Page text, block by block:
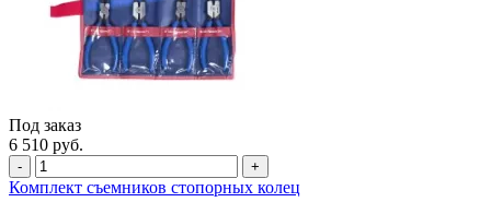
Под заказ
6 510 руб.
- +
Комплект съемников стопорных колец